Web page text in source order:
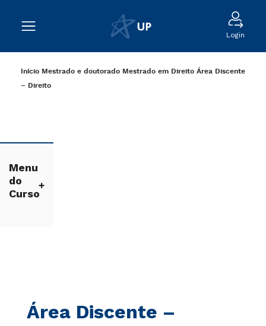
Login
Início Mestrado e doutorado Mestrado em Direito Área Discente
– Direito
Menu
do
Curso
Área Discente –